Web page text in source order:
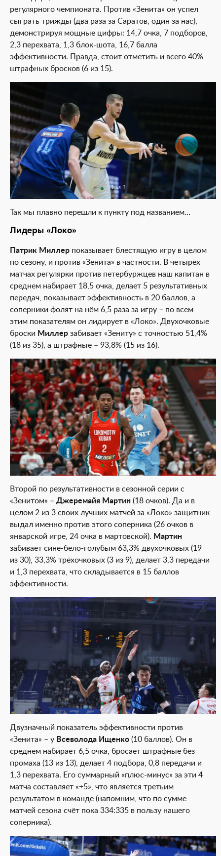
регулярного чемпионата. Против «Зенита» он успел
сыграть трижды (два раза за Саратов, один за нас),
демонстрируя мощные цифры: 14,7 очка, 7 подборов,
2,3 перехвата, 1,3 блок-шота, 16,7 балла
эффективности. Правда, стоит отметить и всего 40%
штрафных бросков (6 из 15).
1 из 1
Так мы плавно перешли к пункту под названием…
Лидеры «Локо»
Патрик Миллер показывает блестящую игру в целом
по сезону, и против «Зенита» в частности. В четырёх
матчах регулярки против петербуржцев наш капитан в
среднем набирает 18,5 очка, делает 5 результативных
передач, показывает эффективность в 20 баллов, а
соперники фолят на нём 6,5 раза за игру – по всем
этим показателям он лидирует в «Локо». Двухочковые
броски Миллер забивает «Зениту» с точностью 51,4%
(18 из 35), а штрафные – 93,8% (15 из 16).
1 из 1
Второй по результативности в сезонной серии с
«Зенитом» – Джеремайя Мартин (18 очков). Да и в
целом 2 из 3 своих лучших матчей за «Локо» защитник
выдал именно против этого соперника (26 очков в
январской игре, 24 очка в мартовской). Мартин
забивает сине-бело-голубым 63,3% двухочковых (19
из 30), 33,3% трёхочковых (3 из 9), делает 3,3 передачи
и 1,3 перехвата, что складывается в 15 баллов
эффективности.
1 из 1
Двузначный показатель эффективности против
«Зенита» – у Всеволода Ищенко (10 баллов). Он в
среднем набирает 6,5 очка, бросает штрафные без
промаха (13 из 13), делает 4 подбора, 0,8 передачи и
1,3 перехвата. Его суммарный «плюс-минус» за эти 4
матча составляет «+5», что является третьим
результатом в команде (напомним, что по сумме
матчей сезона счёт пока 334:335 в пользу нашего
соперника).